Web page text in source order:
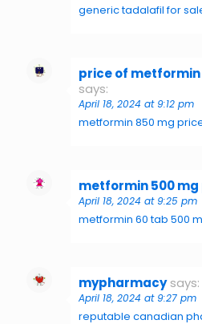
generic tadalafil for
price of metformin
says:
April 18, 2024 at 9:12 pm
metformin 850 mg
metformin 500 mg
April 18, 2024 at 9:25 pm
metformin 60 tab 500
mypharmacy says:
April 18, 2024 at 9:27 pm
reputable canadian